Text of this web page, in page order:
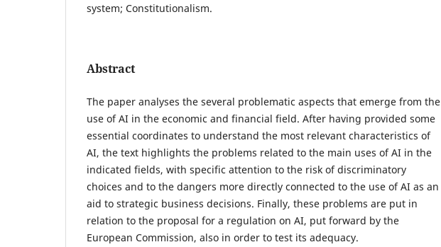
system; Constitutionalism.
Abstract
The paper analyses the several problematic aspects that emerge from the
use of AI in the economic and financial field. After having provided some
essential coordinates to understand the most relevant characteristics of
AI, the text highlights the problems related to the main uses of AI in the
indicated fields, with specific attention to the risk of discriminatory
choices and to the dangers more directly connected to the use of AI as an
aid to strategic business decisions. Finally, these problems are put in
relation to the proposal for a regulation on AI, put forward by the
European Commission, also in order to test its adequacy.